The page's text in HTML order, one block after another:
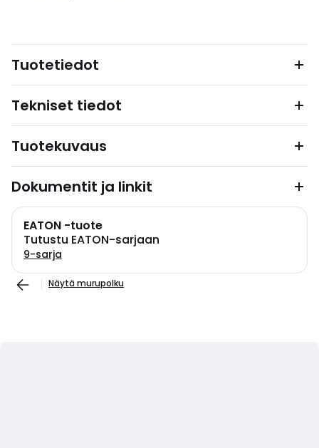
Tuotetiedot
Tekniset tiedot
Tuotekuvaus
Dokumentit ja linkit
EATON -tuote
Tutustu EATON-sarjaan
9-sarja
Näytä murupolku